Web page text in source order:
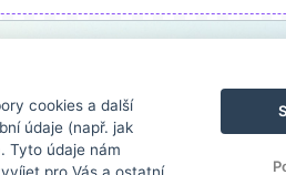
cookies a další
údaje (např. jak
Tyto údaje nám